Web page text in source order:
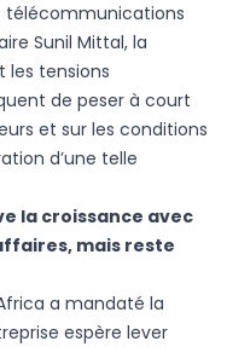
télécommunications
Sunil Mittal, la
les tensions
de peser à court
et sur les conditions
d’une telle
la croissance avec
mais reste
a mandaté la
espère lever